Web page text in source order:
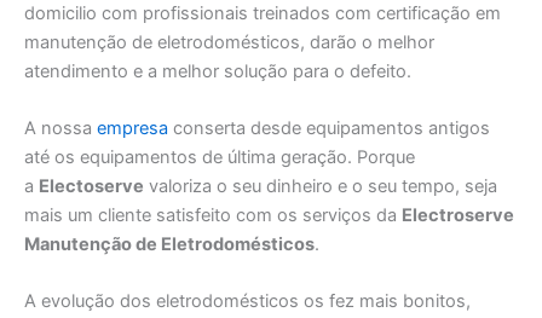
domicilio com profissionais treinados com certificação em
manutenção de eletrodomésticos, darão o melhor
atendimento e a melhor solução para o defeito.
A nossa empresa conserta desde equipamentos antigos
até os equipamentos de última geração. Porque
a Electoserve valoriza o seu dinheiro e o seu tempo, seja
mais um cliente satisfeito com os serviços da Electroserve
Manutenção de Eletrodomésticos.
A evolução dos eletrodomésticos os fez mais bonitos,